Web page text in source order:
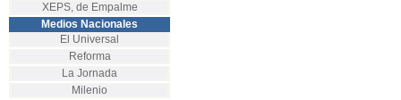
XEPS, de Empalme
Medios Nacionales
El Universal
Reforma
La Jornada
Milenio